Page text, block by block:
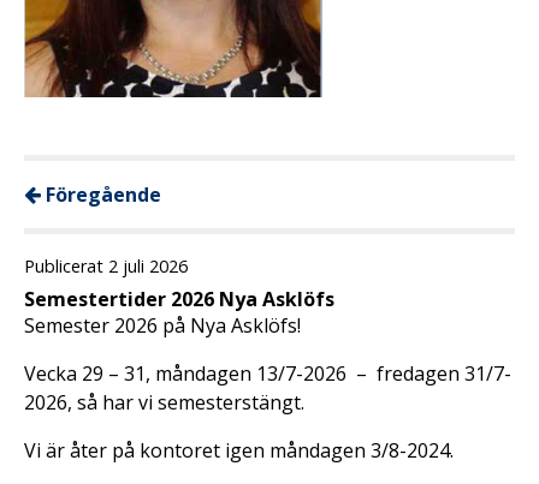
Föregående
Publicerat 2 juli 2026
Semestertider 2026 Nya Asklöfs
Semester 2026 på Nya Asklöfs!
Vecka 29 – 31, måndagen 13/7-2026 – fredagen 31/7-
2026, så har vi semesterstängt.
Vi är åter på kontoret igen måndagen 3/8-2024.